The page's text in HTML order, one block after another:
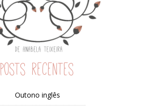
Posts recentes
Outono inglês